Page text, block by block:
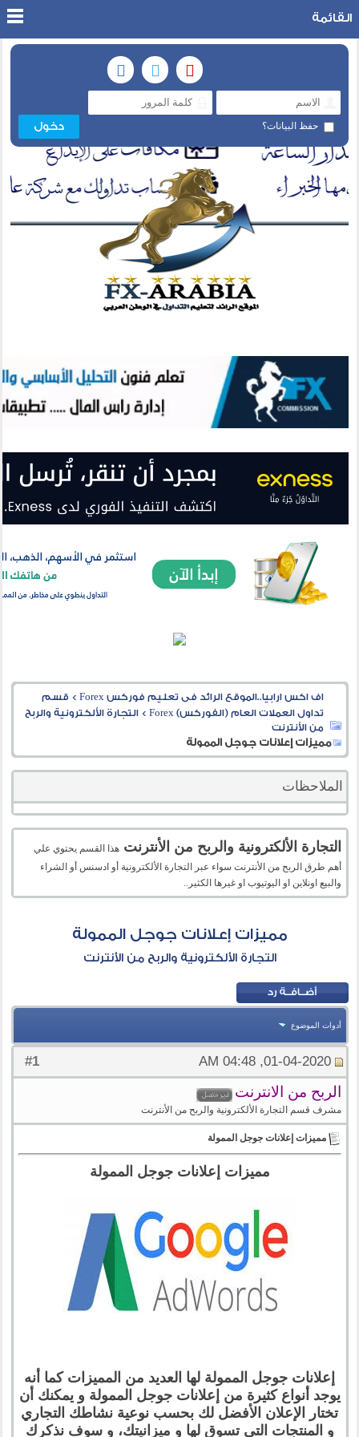
حفظ البيانات؟
القائمة
اف اكس ارابيا..الموقع الرائد فى تعليم فوركس Forex > قسم
تداول العملات العام (الفوركس) Forex
>التجارة الألكترونية والربح
من الأنترنت
مميزات إعلانات جوجل الممولة
الملاحظات
التجارة الألكترونية والربح من الأنترنت هذا القسم يحتوي علي
أهم طرق الربح من الأنترنت سواء عبر التجارة الألكترونية أو ادسنس أو الشراء
والبيع اونلاين او اليوتيوب او غيرها الكثير..
مميزات إعلانات جوجل الممولة
التجارة الألكترونية والربح من الأنترنت
أدوات الموضوع
#
1 01-04-2020, 04:48 AM
الربح من الانترنت
مشرف قسم التجارة الألكترونية والربح من الأنترنت
مميزات إعلانات جوجل الممولة
مميزات إعلانات جوجل الممولة
إعلانات جوجل الممولة لها العديد من المميزات كما أنه
يوجد أنواع كثيرة من إعلانات جوجل الممولة و يمكنك أن
تختار الإعلان الأفضل لك بحسب نوعية نشاطك التجاري
و المنتجات التي تسوق لها و ميزانيتك، و سوف نذكرك